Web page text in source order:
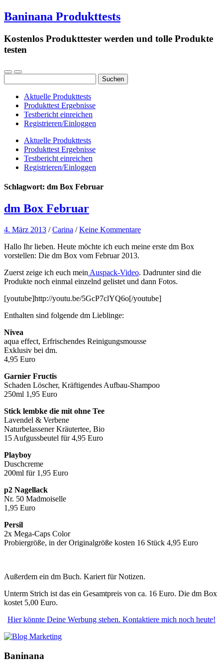
Baninana Produkttests
Kostenlos Produkttester werden und tolle Produkte
testen
nach:
Aktuelle Produkttests
Produkttest Ergebnisse
Testbericht einreichen
Registrieren/Einloggen
Aktuelle Produkttests
Produkttest Ergebnisse
Testbericht einreichen
Registrieren/Einloggen
Schlagwort: dm Box Februar
dm Box Februar
4. März 2013 /Carina /Keine Kommentare
Hallo Ihr lieben. Heute möchte ich euch meine erste dm Box
vorstellen: Die dm Box vom Februar 2013.
Zuerst zeige ich euch mein Auspack-Video. Dadrunter sind die
Produkte noch einmal einzelnd gelistet und dann Fotos.
[youtube]http://youtu.be/5GcP7clYQ6o[/youtube]
Enthalten sind folgende dm Lieblinge:
Nivea
aqua effect, Erfrischendes Reinigungsmousse
Exklusiv bei dm.
4,95 Euro
Garnier Fructis
Schaden Löscher, Kräftigendes Aufbau-Shampoo
250ml 1,95 Euro
Stick lembke die mit ohne Tee
Lavendel & Verbene
Naturbelassener Kräutertee, Bio
15 Aufgussbeutel für 4,95 Euro
Playboy
Duschcreme
200ml für 1,95 Euro
p2 Nagellack
Nr. 50 Madmoiselle
1,95 Euro
Persil
2x Mega-Caps Color
Probiergröße, in der Originalgröße kosten 16 Stück 4,95 Euro
Außerdem ein dm Buch. Kariert für Notizen.
Unterm Strich ist das ein Gesamtpreis von ca. 16 Euro. Die dm Box
kostet 5,00 Euro.
Hier könnte Deine Werbung stehen. Kontaktiere mich noch heute!
Baninana